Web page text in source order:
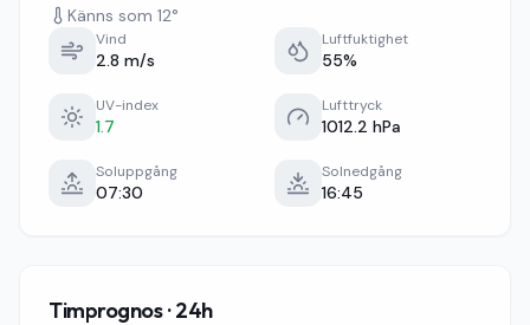
Känns som 12°
Vind
2.8 m/s
Luftfuktighet
55%
UV-index
1.7
Lufttryck
1012.2 hPa
Soluppgång
07:30
Solnedgång
16:45
Timprognos · 24h